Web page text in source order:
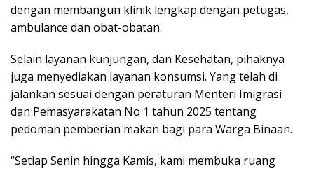
dengan membangun klinik lengkap dengan petugas,
ambulance dan obat-obatan.
Selain layanan kunjungan, dan Kesehatan, pihaknya
juga menyediakan layanan konsumsi. Yang telah di
jalankan sesuai dengan peraturan Menteri Imigrasi
dan Pemasyarakatan No 1 tahun 2025 tentang
pedoman pemberian makan bagi para Warga Binaan.
“Setiap Senin hingga Kamis, kami membuka ruang